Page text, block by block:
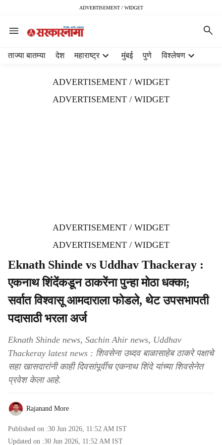
ADVERTISEMENT / WIDGET
ताज्या बातम्या देश महाराष्ट्र मुंबई पुणे विश्लेषण
ADVERTISEMENT / WIDGET
ADVERTISEMENT / WIDGET
ADVERTISEMENT / WIDGET
ADVERTISEMENT / WIDGET
Eknath Shinde vs Uddhav Thackeray :
एकनाथ शिंदेंकडून ठाकरेंना पुन्हा मोठा धक्का;
सर्वात विश्वासू आमदाराला फोडले, थेट उपसभापती
पदासाठी भरला अर्ज
Eknath Shinde news, Sachin Ahir news, Uddhav
Thackeray latest news : शिवसेना उध्दव बाळासाहेब ठाकरे पक्षाचे
सहा खासदारांनी काही दिवसांपूर्वीच एकनाथ शिंदे यांच्या शिवसेनेत
प्रवेश केला आहे.
Rajanand More
Published on :30 Jun 2026, 11:52 AM IST
Updated on :30 Jun 2026, 11:52 AM IST